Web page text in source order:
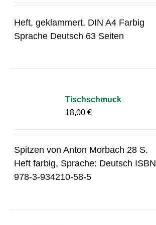
Heft, geklammert, DIN A4 Farbig
Sprache Deutsch 63 Seiten
Tischschmuck
18,00€
Spitzen von Anton Morbach 28 S.
Heft farbig, Sprache: Deutsch ISBN
978-3-934210-58-5